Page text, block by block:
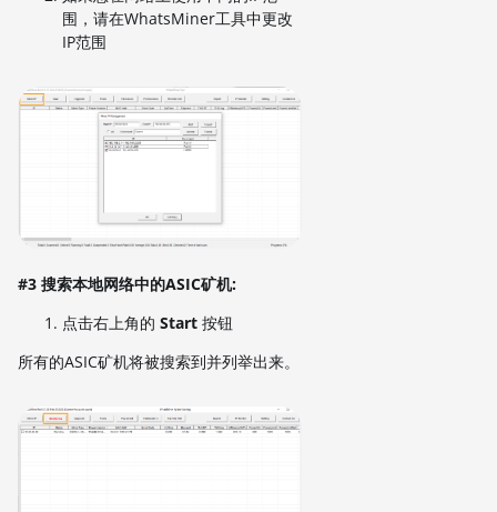
围，请在WhatsMiner工具中更改
IP范围
#3 搜索本地网络中的ASIC矿机:
点击右上角的 Start 按钮
所有的ASIC矿机将被搜索到并列举出来。